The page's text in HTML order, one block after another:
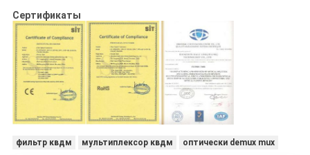
Сертификаты
фильтр квдм мультиплексор квдм оптически demux mux